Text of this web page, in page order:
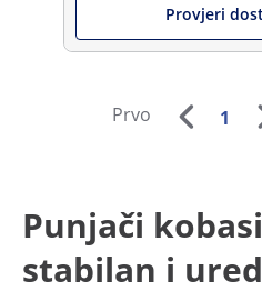
Provjeri
Prvo 1
Punjači
stabilan i